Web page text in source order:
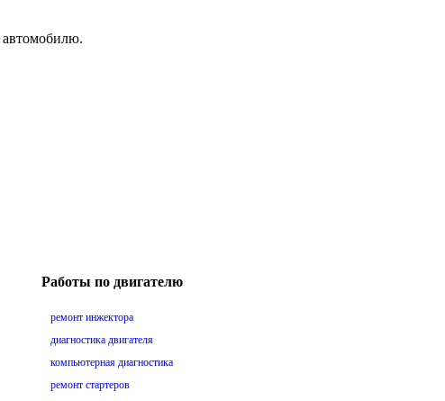
автомобилю.
Работы по двигателю
ремонт инжектора
диагностика двигателя
компьютерная диагностика
ремонт стартеров